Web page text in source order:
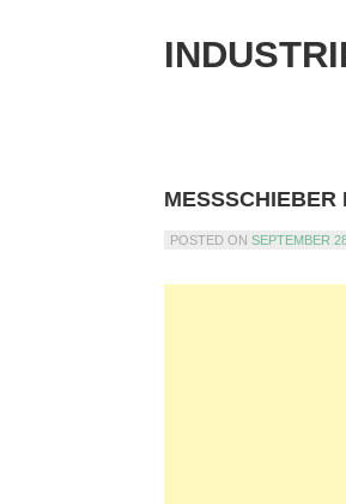
MESSSCHIEBER
POSTED ON SEPTEMBER